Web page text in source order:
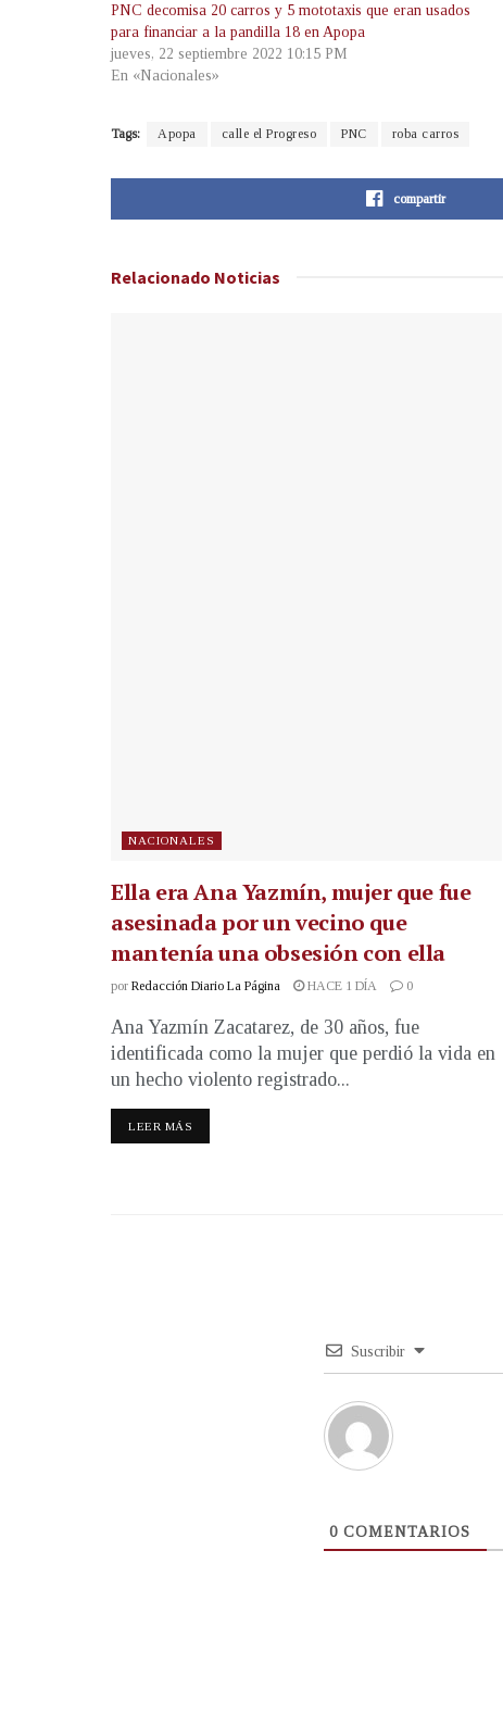
PNC decomisa 20 carros y 5 mototaxis que eran usados
para financiar a la pandilla 18 en Apopa
jueves, 22 septiembre 2022 10:15 PM
En «Nacionales»
Tags: Apopa calle el Progreso PNC roba carros
compartir
Relacionado Noticias
NACIONALES
Ella era Ana Yazmín, mujer que fue
asesinada por un vecino que
mantenía una obsesión con ella
por Redacción Diario La Página HACE 1 DÍA 0
Ana Yazmín Zacatarez, de 30 años, fue
identificada como la mujer que perdió la vida en
un hecho violento registrado...
LEER MÁS
Suscribir
0 COMENTARIOS